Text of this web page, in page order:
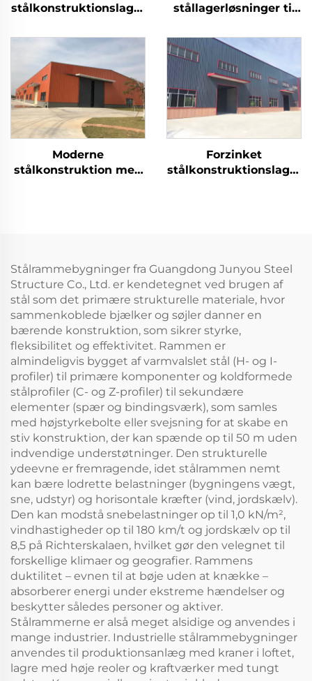
stålkonstruktionslager
kommercielle
opbevaringsformål
stållagerløsninger til
Moderne
stålkonstruktion med
Forzinket
stålkonstruktionslager
Stålrammebygninger fra Guangdong Junyou Steel
Structure Co., Ltd. er kendetegnet ved brugen af
stål som det primære strukturelle materiale, hvor
sammenkoblede bjælker og søjler danner en
bærende konstruktion, som sikrer styrke,
fleksibilitet og effektivitet. Rammen er
almindeligvis bygget af varmvalslet stål (H- og I-
profiler) til primære komponenter og koldformede
stålprofiler (C- og Z-profiler) til sekundære
elementer (spær og bindingsværk), som samles
med højstyrkebolte eller svejsning for at skabe en
stiv konstruktion, der kan spænde op til 50 m uden
indvendige understøtninger. Den strukturelle
ydeevne er fremragende, idet stålrammen nemt
kan bære lodrette belastninger (bygningens vægt,
sne, udstyr) og horisontale kræfter (vind, jordskælv).
Den kan modstå snebelastninger op til 1,0 kN/m²,
vindhastigheder op til 180 km/t og jordskælv op til
8,5 på Richterskalaen, hvilket gør den velegnet til
forskellige klimaer og geografier. Rammens
duktilitet – evnen til at bøje uden at knække –
absorberer energi under ekstreme hændelser og
beskytter således personer og aktiver.
Stålrammerne er alså meget alsidige og anvendes i
mange industrier. Industrielle stålrammebygninger
anvendes til produktionsanlæg med kraner i loftet,
lagre med høje reoler og kraftværker med tungt